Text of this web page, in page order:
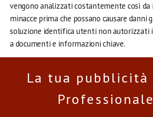
vengono analizzati costantemente così
minacce prima che possano causare danni
soluzione identifica utenti non autorizzati
a documenti e informazioni chiave.
La tua pubblicità